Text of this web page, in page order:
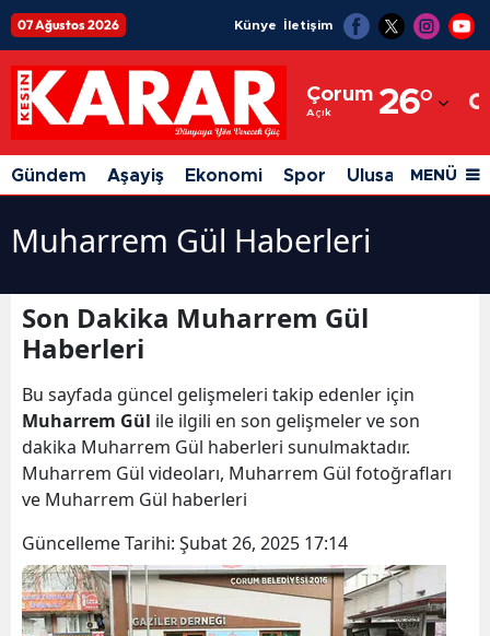
07 Ağustos 2026 Künye İletişim
Çorum
Açık 26°
Adıyaman
Afyonkarahisar
Ağrı
Amasya
Ankara
Antalya
Aydın
Balıkesir
Bitlis
Gündem Aşayiş Ekonomi Spor Ulusal Siyaset
MENÜ
Muharrem Gül Haberleri
Son Dakika Muharrem Gül
Haberleri
Bu sayfada güncel gelişmeleri takip edenler için
Muharrem Gül ile ilgili en son gelişmeler ve son
dakika Muharrem Gül haberleri sunulmaktadır.
Muharrem Gül videoları, Muharrem Gül fotoğrafları
ve Muharrem Gül haberleri
Güncelleme Tarihi: Şubat 26, 2025 17:14